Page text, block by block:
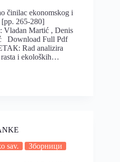
činilac ekonomskog i
[pp. 265-280]
Martić , Denis
Download Full Pdf
Rad analizira
rasta i ekoloških…
sav. Зборници